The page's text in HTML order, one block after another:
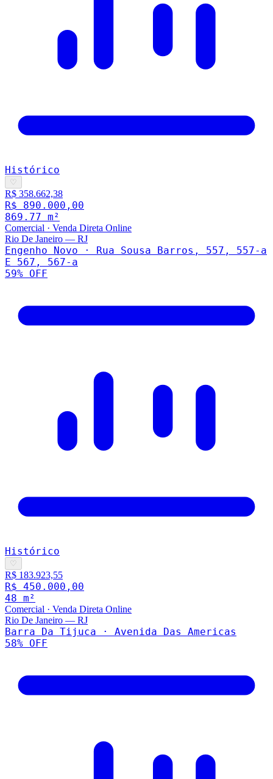
Histórico
♡
R$ 358.662,38
R$ 890.000,00
869.77 m²
Comercial · Venda Direta Online
Rio De Janeiro — RJ
Engenho Novo · Rua Sousa Barros, 557, 557-a
E 567, 567-a
59% OFF
Histórico
♡
R$ 183.923,55
R$ 450.000,00
48 m²
Comercial · Venda Direta Online
Rio De Janeiro — RJ
Barra Da Tijuca · Avenida Das Americas
58% OFF